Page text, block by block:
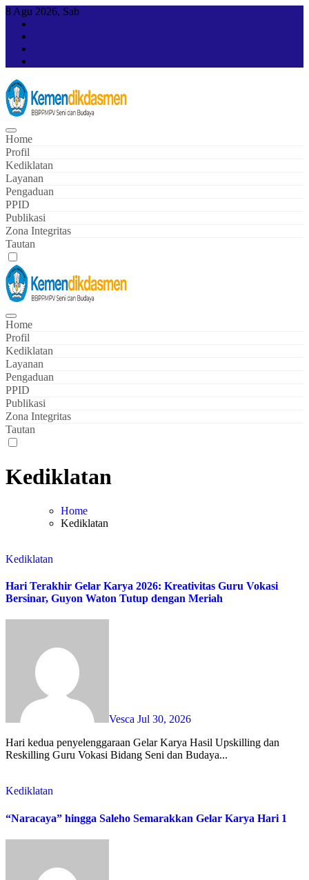
Skip
content
8 Agu 2026, Sab
Home
Profil
Kediklatan
Layanan
Pengaduan
PPID
Publikasi
Zona Integritas
Tautan
Home
Profil
Kediklatan
Layanan
Pengaduan
PPID
Publikasi
Zona Integritas
Tautan
Kediklatan
Home
Kediklatan
Kediklatan
Hari Terakhir Gelar Karya 2026: Kreativitas Guru Vokasi
Bersinar, Guyon Waton Tutup dengan Meriah
Vesca Jul 30, 2026
Hari kedua penyelenggaraan Gelar Karya Hasil Upskilling dan
Reskilling Guru Vokasi Bidang Seni dan Budaya...
Kediklatan
“Naracaya” hingga Saleho Semarakkan Gelar Karya Hari 1